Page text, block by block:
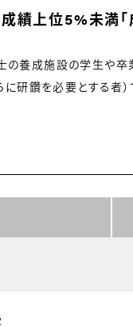
上位5%未満「
の養成施設の学生や
研鑽を必要とする者）